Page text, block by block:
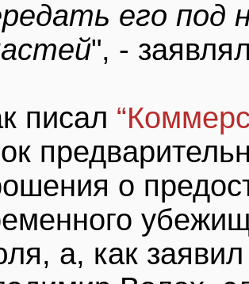
его под
", -
писал
о
а, как